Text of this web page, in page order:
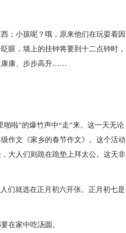
；小孩呢？哦，原来他们在玩耍着因
眼，墙上的挂钟将要到十二点钟时，
康康、步步高升……
啦”的爆竹声中“走”来。这一天无论
作文《家乡的春节作文》。这个活动
大人们则跪在跪垫上拜太公。这天非
们就选在正月初六开张。正月初七是
在家中吃汤圆。